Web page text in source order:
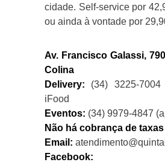
cidade. Self-service por
ou ainda à vontade por
Av. Francisco Galassi,
Colina
Delivery: (34) 3225-
iFood
Eventos: (34) 9979-4847
Não há cobrança de
Email:
Facebook: